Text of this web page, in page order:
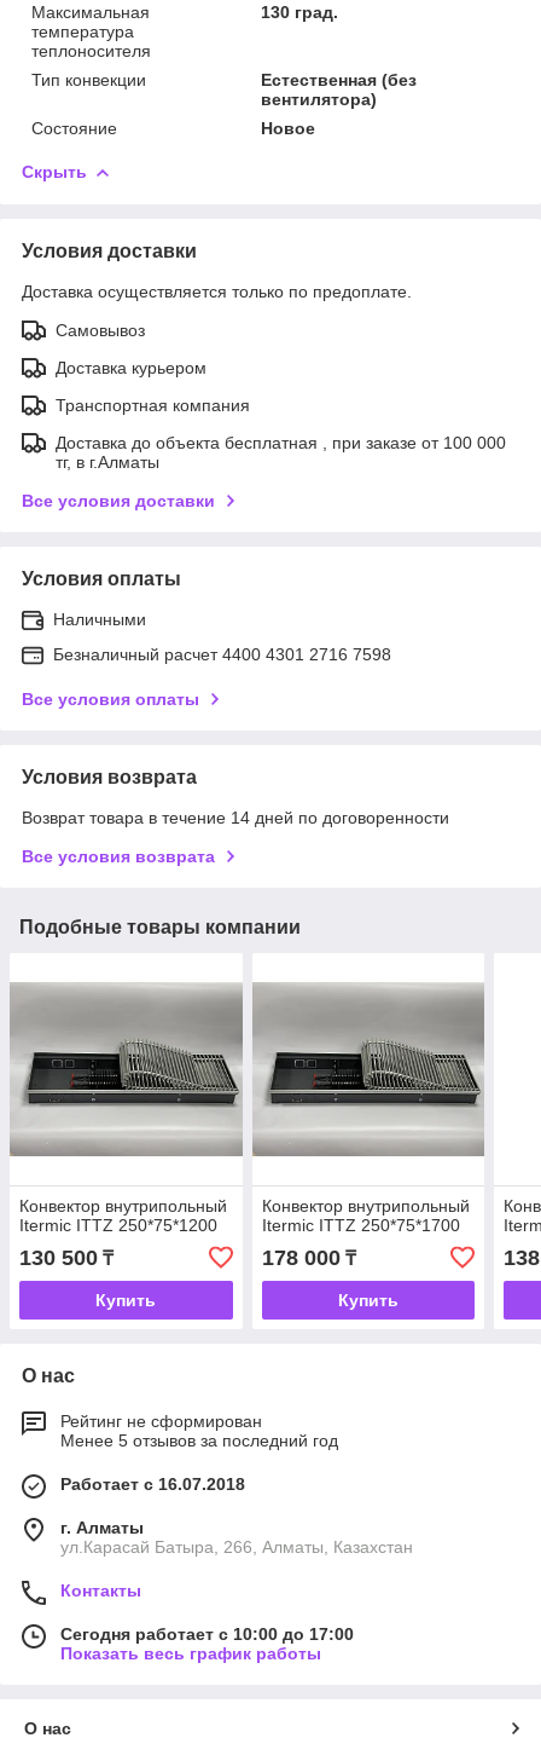
Максимальная
температура
теплоносителя
130 град.
Тип конвекции
Естественная (без
вентилятора)
Состояние
Новое
Скрыть
Условия доставки
Доставка осуществляется только по предоплате.
Самовывоз
Доставка курьером
Транспортная компания
Доставка до объекта бесплатная , при заказе от 100 000
тг, в г.Алматы
Все условия доставки
Условия оплаты
Наличными
Безналичный расчет 4400 4301 2716 7598
Все условия оплаты
Условия возврата
Возврат товара в течение 14 дней по договоренности
Все условия возврата
Подобные товары компании
Конвектор внутрипольный
Itermic ITTZ 250*75*1200
130 500 ₸
Купить
Конвектор внутрипольный
Itermic ITTZ 250*75*1700
178 000₸
Купить
О нас
Рейтинг не сформирован
Менее 5 отзывов за последний год
Работает с 16.07.2018
г. Алматы
ул.Карасай Батыра, 266, Алматы, Казахстан
Контакты
Сегодня работает с 10:00 до 17:00
Показать весь график работы
О нас